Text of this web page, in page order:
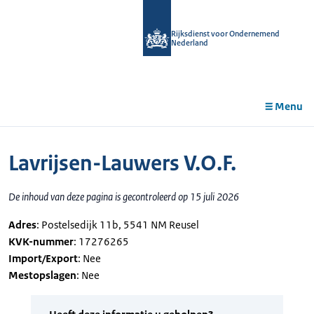
Rijksdienst voor Ondernemend
Nederland
Menu
Lavrijsen-Lauwers V.O.F.
De inhoud van deze pagina is gecontroleerd op 15 juli 2026
Adres: Postelsedijk 11b, 5541 NM Reusel
KVK-nummer: 17276265
Import/Export: Nee
Mestopslagen: Nee